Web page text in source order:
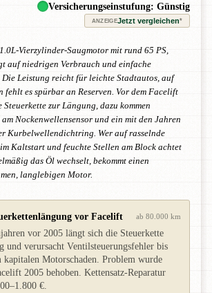
Versicherungseinstufung: Günstig
ANZEIGEJetzt vergleichen*
Vierzylinder-Saugmotor mit rund 65 PS,
auf niedrigen Verbrauch und einfache
Die Leistung reicht für leichte Stadtautos, auf
fehlt es spürbar an Reserven. Vor dem Facelift
Steuerkette zur Längung, dazu kommen
Nockenwellensensor und ein mit den Jahren
Kurbelwellendichtring. Wer auf rasselnde
Kaltstart und feuchte Stellen am Block achtet
das Öl wechselt, bekommt einen
langlebigen Motor.
vor Facelift ab 80.000 km
vor 2005 längt sich die Steuerkette
und verursacht Ventilsteuerungsfehler bis
kapitalen Motorschaden. Problem wurde
2005 behoben. Kettensatz-Reparatur
€.